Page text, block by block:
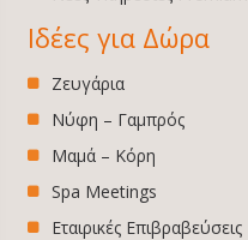
Ιδέες για Δώρα
Ζευγάρια
Νύφη – Γαμπρός
Μαμά – Κόρη
Spa Meetings
Εταιρικές Επιβραβεύσεις